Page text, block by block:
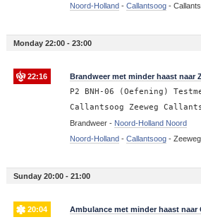
Noord-Holland- Callantsoog-
Monday 22:00 - 23:00
22:16 Brandweer met minder haast naar
P2 BNH-06 (Oefening)
Callantsoog Zeeweg
Brandweer - Noord-Holland Noord
Noord-Holland- Callantsoog-
Sunday 20:00 - 21:00
20:04
Ambulance met minder haast naar